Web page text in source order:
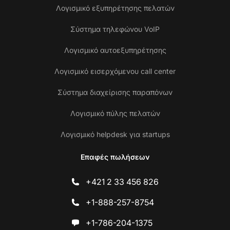
Λογισμικό εξυπηρέτησης πελατών
Σύστημα τηλεφώνου VoIP
Λογισμικό αυτοεξυπηρέτησης
Λογισμικό εισερχόμενου call center
Σύστημα διαχείρισης παραπόνων
Λογισμικό πύλης πελατών
Λογισμικό helpdesk για startups
Επαφές πωλήσεων
+421 2 33 456 826
+1-888-257-8754
+1-786-204-1375